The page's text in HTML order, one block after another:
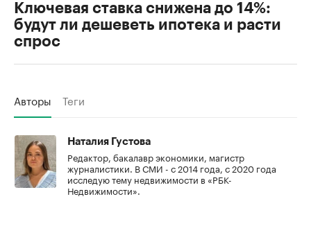
Ключевая ставка снижена до 14%:
будут ли дешеветь ипотека и расти
спрос
Авторы Теги
Наталия Густова
Редактор, бакалавр экономики, магистр
журналистики. В СМИ - с 2014 года, с 2020 года
исследую тему недвижимости в «РБК-
Недвижимости».